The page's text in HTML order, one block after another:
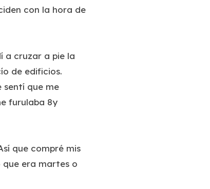
con la hora de
a cruzar a pie la
de edificios.
sentí que me
furulaba 8y
que compré mis
era martes o